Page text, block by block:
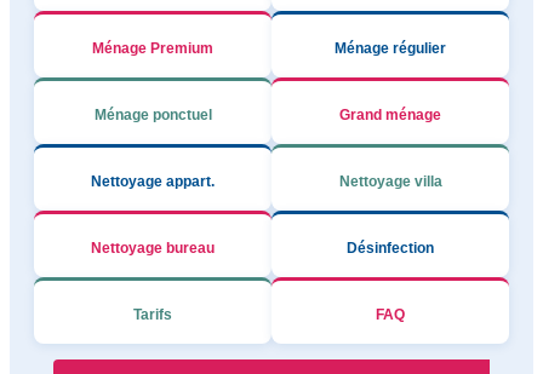
Ménage Premium Ménage régulier
Ménage ponctuel Grand ménage
Nettoyage appart. Nettoyage villa
Nettoyage bureau Désinfection
Tarifs FAQ